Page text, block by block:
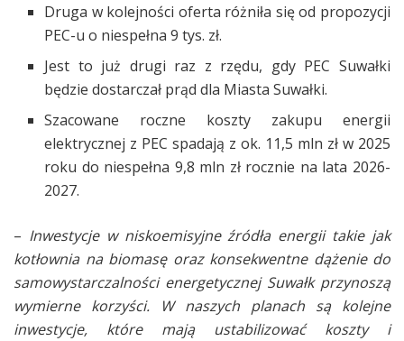
Druga w kolejności oferta różniła się od propozycji
PEC-u o niespełna 9 tys. zł.
Jest to już drugi raz z rzędu, gdy PEC Suwałki
będzie dostarczał prąd dla Miasta Suwałki.
Szacowane roczne koszty zakupu energii
elektrycznej z PEC spadają z ok. 11,5 mln zł w 2025
roku do niespełna 9,8 mln zł rocznie na lata 2026-
2027.
– Inwestycje w niskoemisyjne źródła energii takie jak
kotłownia na biomasę oraz konsekwentne dążenie do
samowystarczalności energetycznej Suwałk przynoszą
wymierne korzyści. W naszych planach są kolejne
inwestycje, które mają ustabilizować koszty i